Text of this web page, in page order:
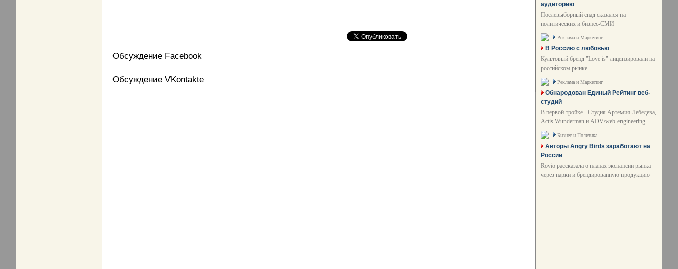
Обсуждение Facebook
Обсуждение VKontakte
аудиторию
Послевыборный спад сказался на
политических и бизнес-СМИ
Реклама и Маркетинг
В Россию с любовью
Культовый бренд "Love is" лицензировали на
российском рынке
Реклама и Маркетинг
Обнародован Единый Рейтинг веб-
студий
В первой тройке - Студия Артемия Лебедева,
Actis Wunderman и ADV/web-engineering
Бизнес и Политика
Авторы Angry Birds заработают на
России
Rovio рассказала о планах экспансии рынка
через парки и брендированную продукцию